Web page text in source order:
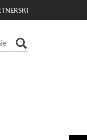
Szukaj